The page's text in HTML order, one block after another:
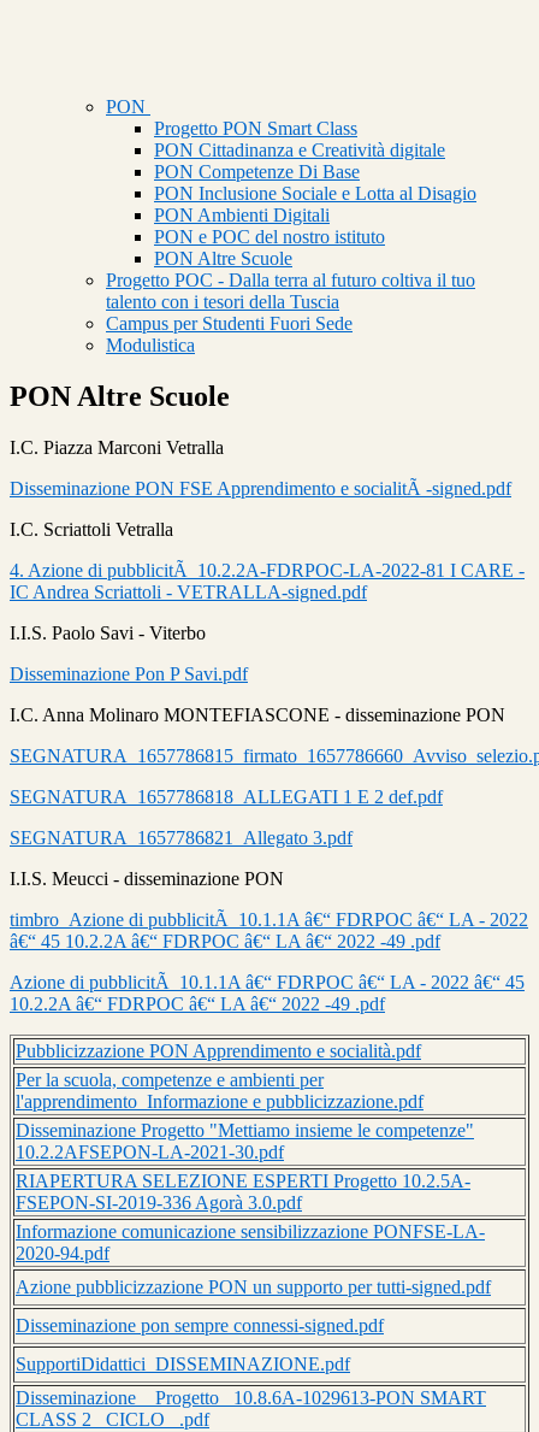
PON
Progetto PON Smart Class
PON Cittadinanza e Creatività digitale
PON Competenze Di Base
PON Inclusione Sociale e Lotta al Disagio
PON Ambienti Digitali
PON e POC del nostro istituto
PON Altre Scuole
Progetto POC - Dalla terra al futuro coltiva il tuo
talento con i tesori della Tuscia
Campus per Studenti Fuori Sede
Modulistica
PON Altre Scuole
I.C. Piazza Marconi Vetralla
Disseminazione PON FSE Apprendimento e socialitÃ -signed.pdf
I.C. Scriattoli Vetralla
4. Azione di pubblicitÃ 10.2.2A-FDRPOC-LA-2022-81 I CARE -
IC Andrea Scriattoli - VETRALLA-signed.pdf
I.I.S. Paolo Savi - Viterbo
Disseminazione Pon P Savi.pdf
I.C. Anna Molinaro MONTEFIASCONE - disseminazione PON
SEGNATURA_1657786818_ALLEGATI 1 E 2 def.pdf
SEGNATURA_1657786821_Allegato 3.pdf
I.I.S. Meucci - disseminazione PON
timbro_Azione di pubblicitÃ 10.1.1A â€“ FDRPOC â€“ LA - 2022
â€“ 45 10.2.2A â€“ FDRPOC â€“ LA â€“ 2022 -49 .pdf
Azione di pubblicitÃ 10.1.1A â€“ FDRPOC â€“ LA - 2022 â€“ 45
10.2.2A â€“ FDRPOC â€“ LA â€“ 2022 -49 .pdf
Pubblicizzazione PON Apprendimento e socialità.pdf
Per la scuola, competenze e ambienti per
l'apprendimento_Informazione e pubblicizzazione.pdf
Disseminazione Progetto "Mettiamo insieme le competenze"
10.2.2AFSEPON-LA-2021-30.pdf
RIAPERTURA SELEZIONE ESPERTI Progetto 10.2.5A-
FSEPON-SI-2019-336 Agorà 3.0.pdf
Informazione comunicazione sensibilizzazione PONFSE-LA-
2020-94.pdf
Azione pubblicizzazione PON un supporto per tutti-signed.pdf
Disseminazione pon sempre connessi-signed.pdf
SupportiDidattici_DISSEMINAZIONE.pdf
Disseminazione _ Progetto _10.8.6A-1029613-PON SMART
CLASS 2_ CICLO _.pdf